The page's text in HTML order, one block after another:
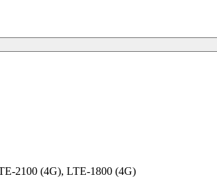
2100 (4G), LTE-1800 (4G)